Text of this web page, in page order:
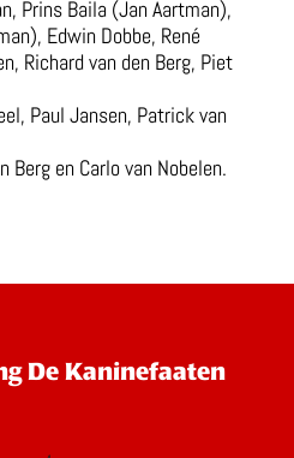
Prins Baila (Jan Aartman),
Edwin Dobbe, René
Richard van den Berg, Piet
Paul Jansen, Patrick van
Berg en Carlo van Nobelen.
De Kaninefaaten